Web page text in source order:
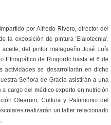
por Alfredo Rivero, director del
la exposición de pintura 'Elaiotecnia',
del pintor malagueño José Luís
Etnográfico de Riogordo hasta el 6 de
actividades se desarrollarán en dicho
Señora de Gracia asistirán a una
cargo del médico experto en nutrición
Olearum, Cultura y Patrimonio del
realizarán un taller relacionado